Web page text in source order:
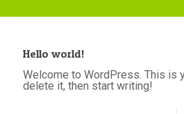
Hello world!
Welcome to WordPress. This is
delete it, then start writing!